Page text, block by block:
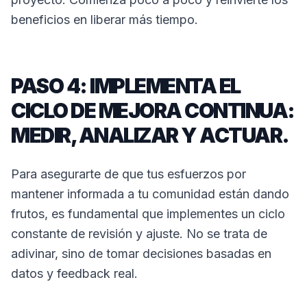
beneficios en liberar más tiempo.
PASO 4: IMPLEMENTA EL
CICLO DE MEJORA CONTINUA:
MEDIR, ANALIZAR Y ACTUAR.
Para asegurarte de que tus esfuerzos por
mantener informada a tu comunidad están dando
frutos, es fundamental que implementes un ciclo
constante de revisión y ajuste. No se trata de
adivinar, sino de tomar decisiones basadas en
datos y feedback real.